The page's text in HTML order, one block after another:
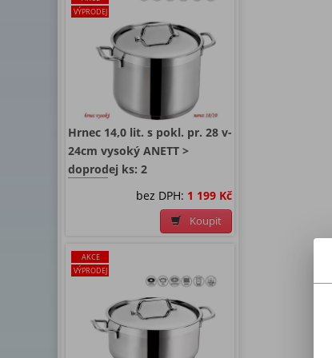
VÝPRODEJ
Hrnec 14,0 lit. s pokl. pr. 28 v-
24cm vysoký ANETT >
doprodej ks: 2
bez DPH: 1 199 Kč
Koupit
AKCE
VÝPRODEJ